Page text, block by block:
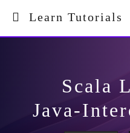
Learn Tutorials
Scala
Java-